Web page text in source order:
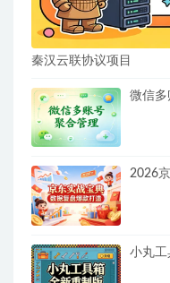
秦汉云联协议项目
微信多
2026
小丸工